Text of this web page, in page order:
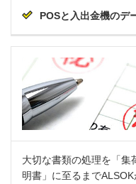
POSと入出金機のデ
大切な書類の処理を「集
明書」に至るまで